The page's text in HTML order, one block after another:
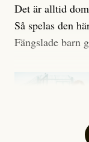
Det är alltid
Så spelas den
Fängslade barn